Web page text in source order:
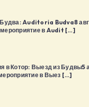
Auditoria Budva8
в Audit […]
в Котор: Выезд из Будвы5
в Выез […]